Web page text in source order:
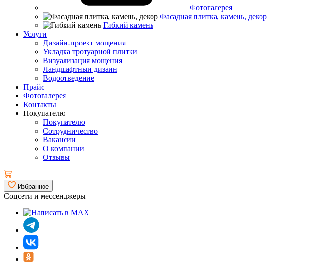
Фотогалерея
Фасадная плитка, камень, декор
Гибкий камень
Услуги
Дизайн-проект мощения
Укладка тротуарной плитки
Визуализация мощения
Ландшафтный дизайн
Водоотведение
Прайс
Фотогалерея
Контакты
Покупателю
Покупателю
Сотрудничество
Вакансии
О компании
Отзывы
Избранное
Соцсети и мессенджеры